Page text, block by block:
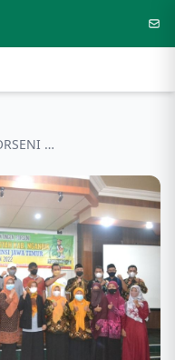
Lepas Kontingen PORSENI MI, Kakankemenag: Berikan Usaha Maksimal